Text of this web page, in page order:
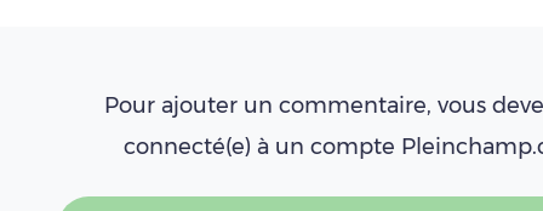
Pour ajouter un commentaire, vous
connecté(e) à un compte